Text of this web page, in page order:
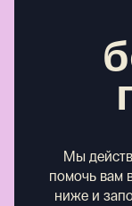
Мы
помочь вам
ниже и